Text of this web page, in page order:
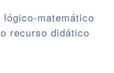
matemático
recurso didático